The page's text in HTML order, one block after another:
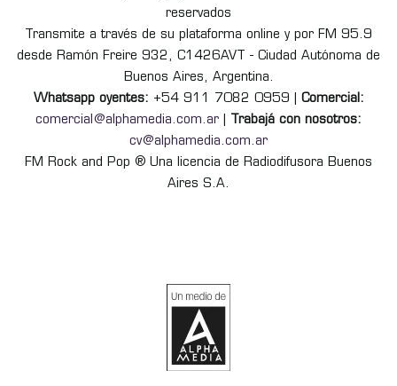
reservados
Transmite a través de su plataforma online y por FM 95.9
desde Ramón Freire 932, C1426AVT - Ciudad Autónoma de
Buenos Aires, Argentina.
Whatsapp oyentes: +54 911 7082 0959 | Comercial:
comercial@alphamedia.com.ar
Trabajá con nosotros:
cv@alphamedia.com.ar
FM Rock and Pop ® Una licencia de Radiodifusora Buenos
Aires S.A.